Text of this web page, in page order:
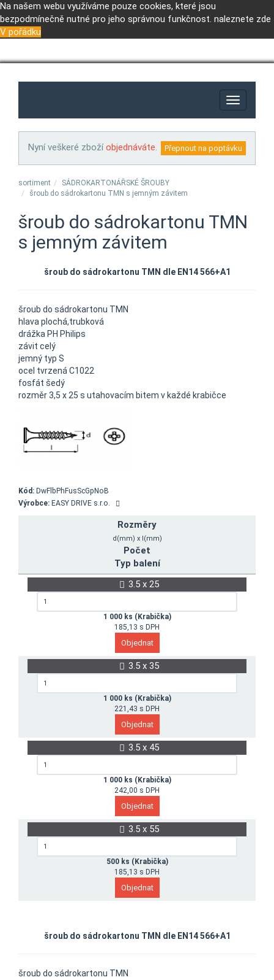
Na našem webu využíváme pouze cookies, které jsou
bezpodmínečně nutné pro jeho správnou funkčnost. naleznete zde
V pořádku
Toggle
navigation
Nyní veškeré zbožíobjednáváte.
sortiment
SÁDROKARTONÁŘSKÉ ŠROUBY
šroub do sádrokartonu TMN s jemným závitem
šroub do sádrokartonu TMN
s jemným závitem
šroub do sádrokartonu TMN dle EN14 566+A1
šroub do sádrokartonu TMN
hlava plochá,trubková
drážka PH Philips
závit celý
jemný typ S
ocel tvrzená C1022
fosfát šedý
rozměr 3,5 x 25 s utahovacím bitem v každé krabičce
Kód: DwFlbPhFusScGpNoB
Výrobce: EASY DRIVE s.r.o.
Rozměry
d(mm) x l(mm)
Počet
Typ balení
3.5 x 25
1 000 ks (Krabička)
185,13 s DPH
3.5 x 35
1 000 ks (Krabička)
221,43 s DPH
3.5 x 45
1 000 ks (Krabička)
242,00 s DPH
3.5 x 55
500 ks (Krabička)
185,13 s DPH
šroub do sádrokartonu TMN dle EN14 566+A1
šroub do sádrokartonu TMN